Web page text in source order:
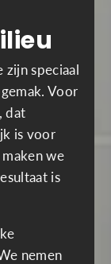
speciaal
Voor
dat
is voor
we
is
nemen